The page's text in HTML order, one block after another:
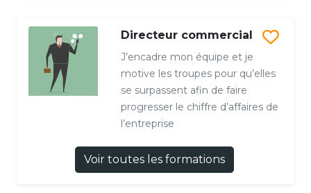
Directeur commercial
J’encadre mon équipe et je
motive les troupes pour qu’elles
se surpassent afin de faire
progresser le chiffre d’affaires de
l’entreprise
Voir toutes les formations